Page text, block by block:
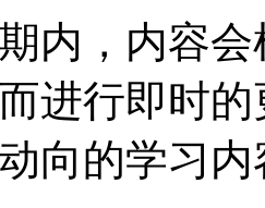
内，内容
进行即时
向的学习内